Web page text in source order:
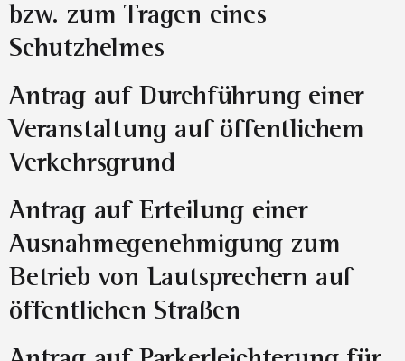
bzw. zum Tragen eines
Schutzhelmes
Antrag auf Durchführung einer
Veranstaltung auf öffentlichem
Verkehrsgrund
Antrag auf Erteilung einer
Ausnahmegenehmigung zum
Betrieb von Lautsprechern auf
öffentlichen Straßen